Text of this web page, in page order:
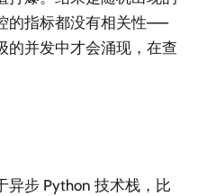
的指标都没有相关性——
的并发中才会涌现，在查
异步 Python 技术栈，比